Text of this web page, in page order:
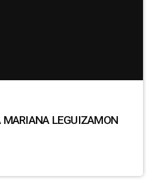
LEGUIZAMON